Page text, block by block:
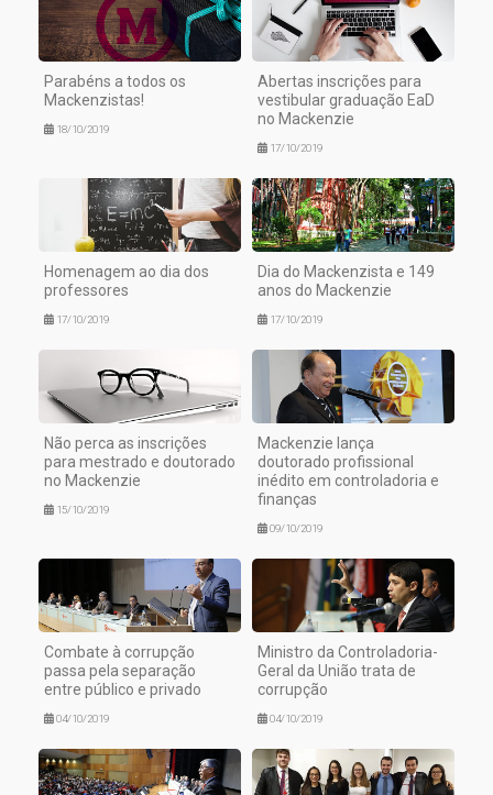
Parabéns a todos os
Mackenzistas!
18/10/2019
Abertas inscrições para
vestibular graduação EaD
no Mackenzie
17/10/2019
Homenagem ao dia dos
professores
17/10/2019
Dia do Mackenzista e 149
anos do Mackenzie
17/10/2019
Não perca as inscrições
para mestrado e doutorado
no Mackenzie
15/10/2019
Mackenzie lança
doutorado profissional
inédito em controladoria e
finanças
09/10/2019
Combate à corrupção
passa pela separação
entre público e privado
04/10/2019
Ministro da Controladoria-
Geral da União trata de
corrupção
04/10/2019